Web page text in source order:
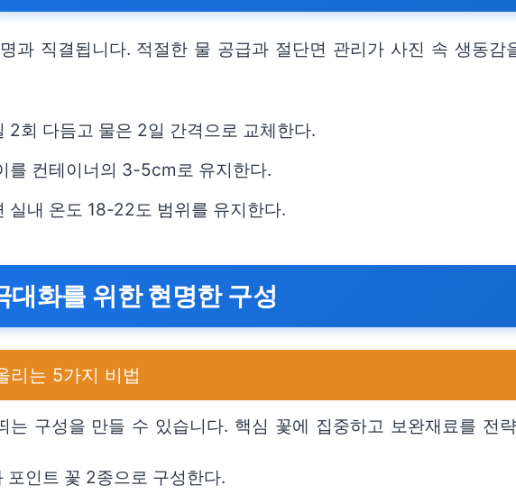
과 직결됩니다. 적절한 물 공급과 절단면 관리가 사진 속 생동
2회 다듬고 물은 2일 간격으로 교체한다.
를 컨테이너의 3-5cm로 유지한다.
실내 온도 18-22도 범위를 유지한다.
대화를 위한 현명한 구성
리는 5가지 비법
는 구성을 만들 수 있습니다. 핵심 꽃에 집중하고 보완재료를 전
포인트 꽃 2종으로 구성한다.